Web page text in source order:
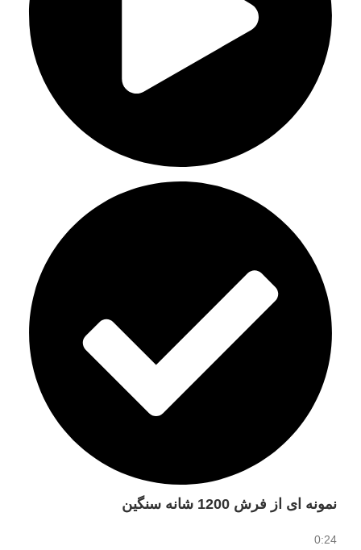
نمونه ای از فرش 1200 شانه سنگین
0:24